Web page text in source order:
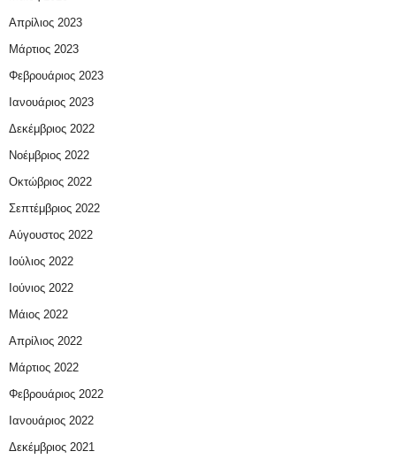
Απρίλιος 2023
Μάρτιος 2023
Φεβρουάριος 2023
Ιανουάριος 2023
Δεκέμβριος 2022
Νοέμβριος 2022
Οκτώβριος 2022
Σεπτέμβριος 2022
Αύγουστος 2022
Ιούλιος 2022
Ιούνιος 2022
Μάιος 2022
Απρίλιος 2022
Μάρτιος 2022
Φεβρουάριος 2022
Ιανουάριος 2022
Δεκέμβριος 2021